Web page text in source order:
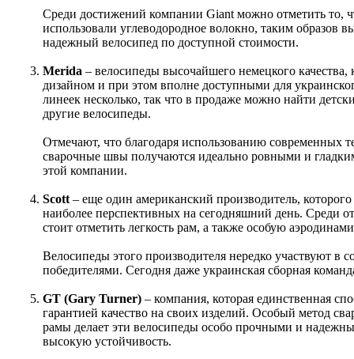
Среди достижений компании Giant можно отметить то,
использовали углеводородное волокно, таким образов
надежный велосипед по доступной стоимости.
Merida – велосипеды высочайшего немецкого
дизайном и при этом вполне доступными для
линеек несколько, так что в продаже можно найти
другие велосипеды.
Отмечают, что благодаря использованию современных
сварочные швы получаются идеально ровными и
этой компании.
Scott – еще один американский производитель,
наиболее перспективных на сегодняшний день. Среди
стоит отметить легкость рам, а также особую
Велосипеды этого производителя нередко участвуют в
победителями. Сегодня даже украинская сборная
GT (Gary Turner) – компания, которая единственная
гарантией качество на своих изделий. Особый метод
рамы делает эти велосипеды особо прочными и
высокую устойчивость.